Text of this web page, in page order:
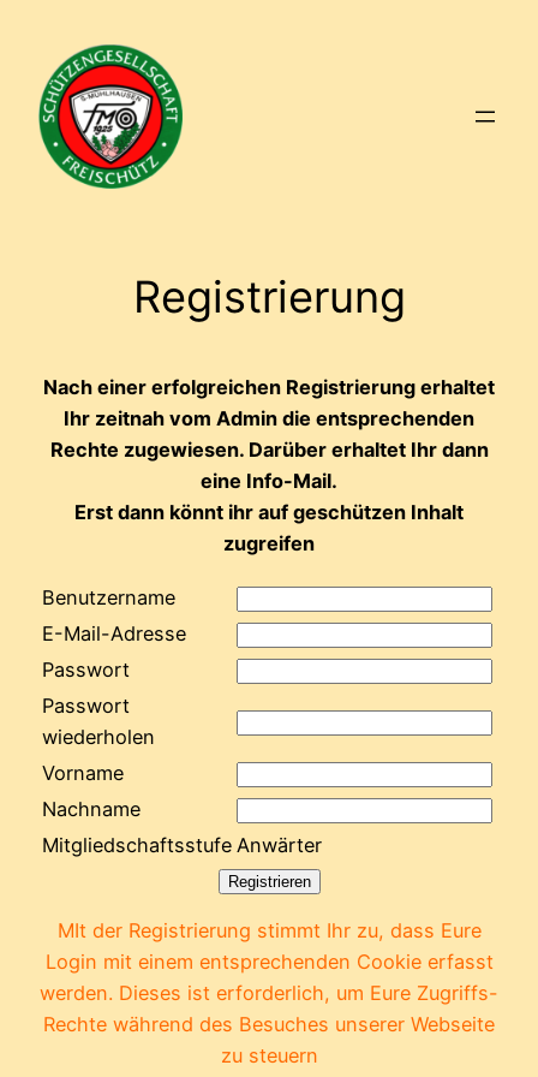
springen
Registrierung
Nach einer erfolgreichen Registrierung erhaltet
Ihr zeitnah vom Admin die entsprechenden
Rechte zugewiesen. Darüber erhaltet Ihr dann
eine Info-Mail.
Erst dann könnt ihr auf geschützen Inhalt
zugreifen
Benutzername
E-Mail-Adresse
Passwort
Passwort
wiederholen
Vorname
Nachname
Mitgliedschaftsstufe Anwärter
MIt der Registrierung stimmt Ihr zu, dass Eure
Login mit einem entsprechenden Cookie erfasst
werden. Dieses ist erforderlich, um Eure Zugriffs-
Rechte während des Besuches unserer Webseite
zu steuern